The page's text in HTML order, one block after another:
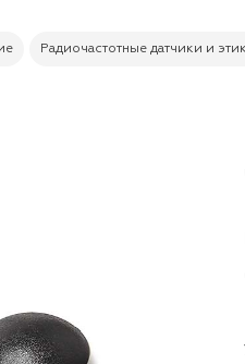
Радиочастотные датчики и